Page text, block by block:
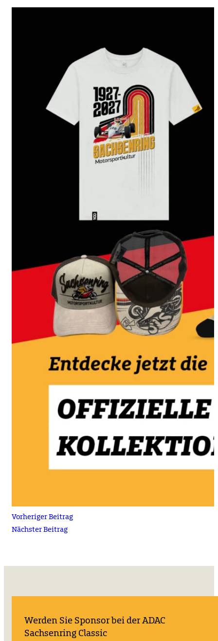
Vorheriger Beitrag
Nächster Beitrag
Werden Sie Sponsor bei der ADAC
Sachsenring Classic